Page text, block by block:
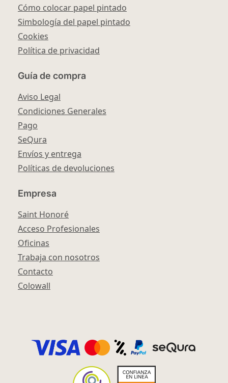
Cómo colocar papel pintado
Simbología del papel pintado
Cookies
Política de privacidad
Guía de compra
Aviso Legal
Condiciones Generales
Pago
SeQura
Envíos y entrega
Políticas de devoluciones
Empresa
Saint Honoré
Acceso Profesionales
Oficinas
Trabaja con nosotros
Contacto
Colowall